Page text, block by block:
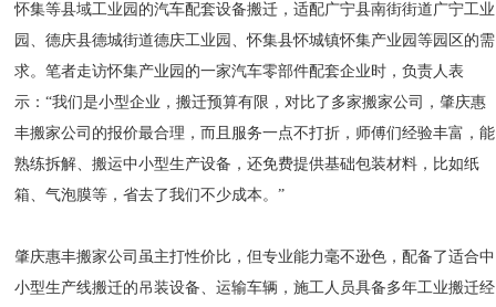
怀集等县域工业园的汽车配套设备搬迁，适配广宁县南街街道广宁工业
园、德庆县德城街道德庆工业园、怀集县怀城镇怀集产业园等园区的需
求。笔者走访怀集产业园的一家汽车零部件配套企业时，负责人表
示：“我们是小型企业，搬迁预算有限，对比了多家搬家公司，肇庆惠
丰搬家公司的报价最合理，而且服务一点不打折，师傅们经验丰富，能
熟练拆解、搬运中小型生产设备，还免费提供基础包装材料，比如纸
箱、气泡膜等，省去了我们不少成本。”
肇庆惠丰搬家公司虽主打性价比，但专业能力毫不逊色，配备了适合中
小型生产线搬迁的吊装设备、运输车辆，施工人员具备多年工业搬迁经